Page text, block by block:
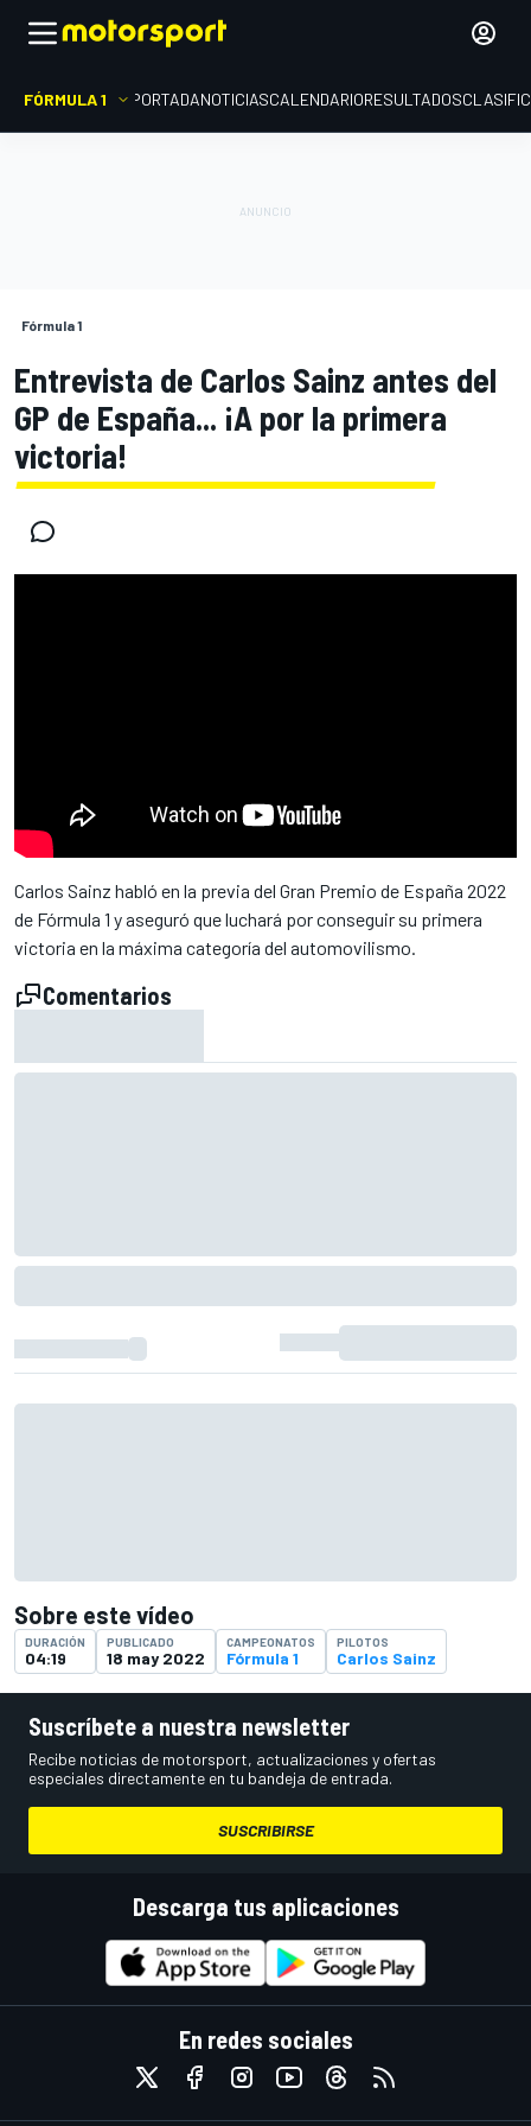
FÓRMULA 1 PORTADANOTICIASCALENDARIORESULTADOS
Fórmula 1
Entrevista de Carlos Sainz antes del
GP de España... ¡A por la primera
victoria!
Carlos Sainz habló en la previa del Gran Premio de España 2022
de Fórmula 1 y aseguró que luchará por conseguir su primera
victoria en la máxima categoría del automovilismo.
Comentarios
Sobre este vídeo
DURACIÓN
04:19
PUBLICADO
18 may 2022
CAMPEONATOS
Fórmula 1
PILOTOS
Carlos Sainz
Suscríbete a nuestra newsletter
Recibe noticias de motorsport, actualizaciones y ofertas
especiales directamente en tu bandeja de entrada.
SUSCRIBIRSE
Descarga tus aplicaciones
En redes sociales